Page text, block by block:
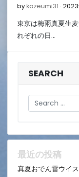
bykazeumi31 2023
東京は梅雨真夏生
れぞれの日…
SEARCH
Search
最近の投稿
真夏おでん雷ウイ